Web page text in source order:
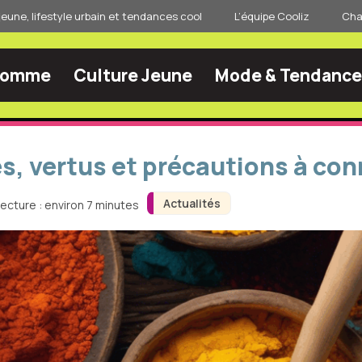
lifestyle urbain et tendances cool L’équipe Cooliz
Culture Jeune Mode &
Actualités
vertus et précautions à
: environ 7 minutes